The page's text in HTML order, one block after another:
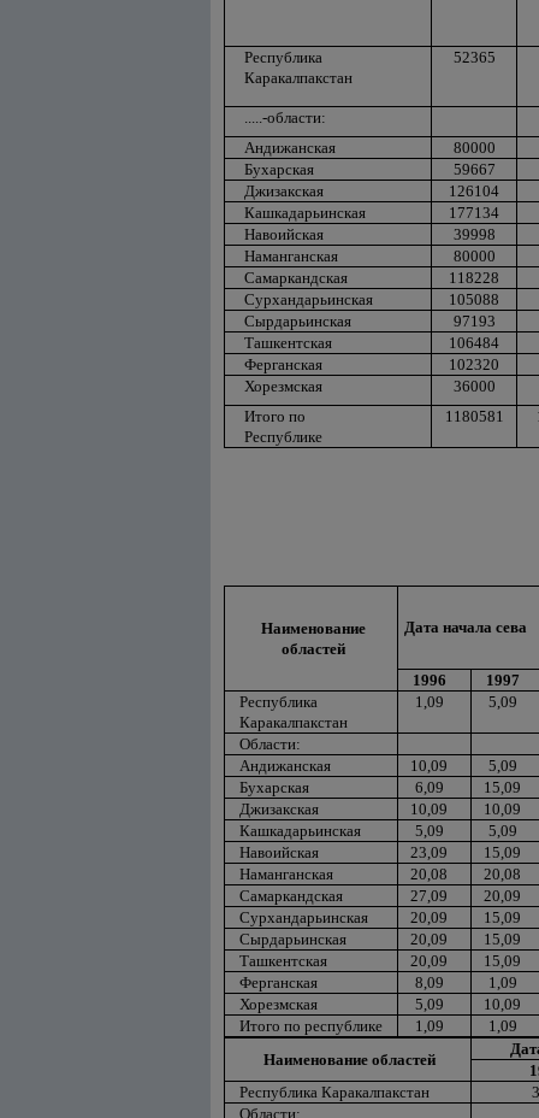
Республика
Каракалпакстан
52365
.....-области:
Андижанская
80000
Бухарская
59667
Джизакская
126104
Кашкадарьинская
177134
Навоийская
39998
Наманганская
80000
Самаркандская
118228
Сурхандарьинская
105088
Сырдарьинская
97193
Ташкентская
106484
Ферганская
102320
Хорезмская
36000
Итого по
Республике
1180581
Наименование
областей
Дата начала сева
1996
1997
Республика
Каракалпакстан
1,09 5,09
Области:
Андижанская
10,09
5,09
Бухарская
6,09
15,09
Джизакская
10,09
10,09
Кашкадарьинская
5,09
5,09
Навоийская
23,09
15,09
Наманганская
20,08
20,08
Самаркандская
27,09
20,09
Сурхандарьинская
20,09
15,09
Сырдарьинская
20,09
15,09
Ташкентская
20,09
15,09
Ферганская
8,09
1,09
Хорезмская
5,09
10,09
Итого по республике
1,09
1,09
Наименование областей
Республика Каракалпакстан
Области: